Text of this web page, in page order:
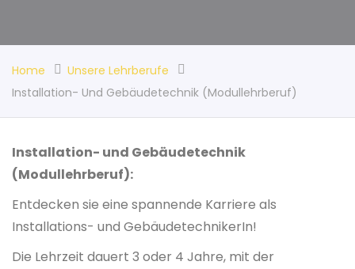
Home
Unsere Lehrberufe
Installation- Und Gebäudetechnik (Modullehrberuf)
Installation- und Gebäudetechnik
(Modullehrberuf):
Entdecken sie eine spannende Karriere als
Installations- und GebäudetechnikerIn!
Die Lehrzeit dauert 3 oder 4 Jahre, mit der